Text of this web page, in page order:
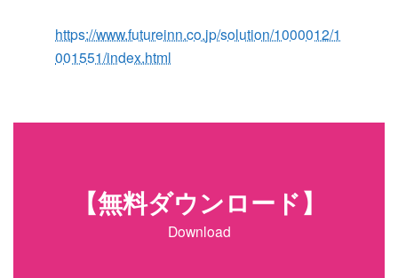
https://www.futureinn.co.jp/solution/1000012/1
001551/index.html
【無料ダウンロード】
Download